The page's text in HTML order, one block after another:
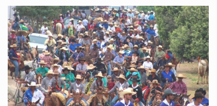
Pedro Geovar (PP) e a vice-prefeita Magna dos Anjos
(NOVO)